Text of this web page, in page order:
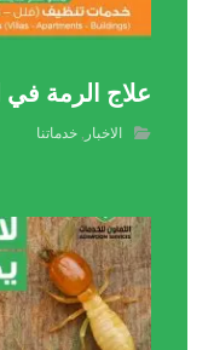
علاج الرمة في
الاخبار ,خدماتنا